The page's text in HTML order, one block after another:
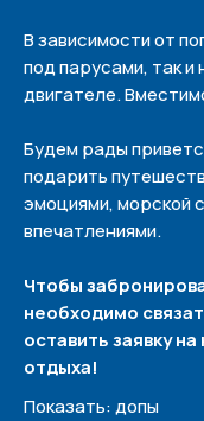
В зависимости от
под парусами, так
двигателе.
Будем рады
подарить
эмоциями, морской
впечатлениями.
Чтобы
необходимо
оставить заявку
отдыха!
Показать: допы